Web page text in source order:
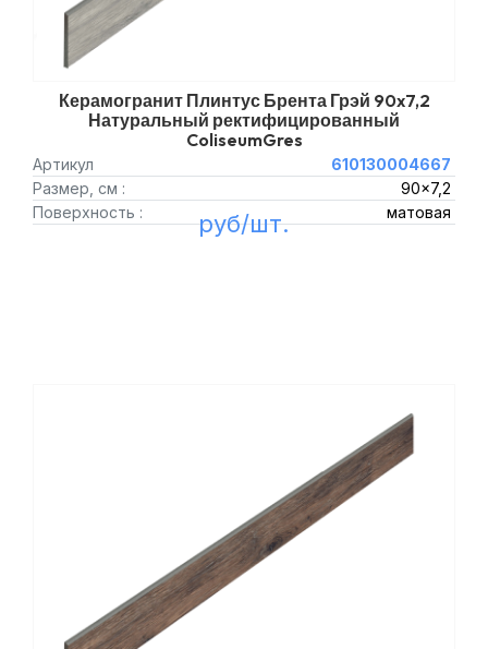
Керамогранит Плинтус Брента Грэй 90x7,2
Натуральный ректифицированный
ColiseumGres
Артикул
610130004667
Размер, см :
90x7,2
Поверхность :
матовая
руб/шт.